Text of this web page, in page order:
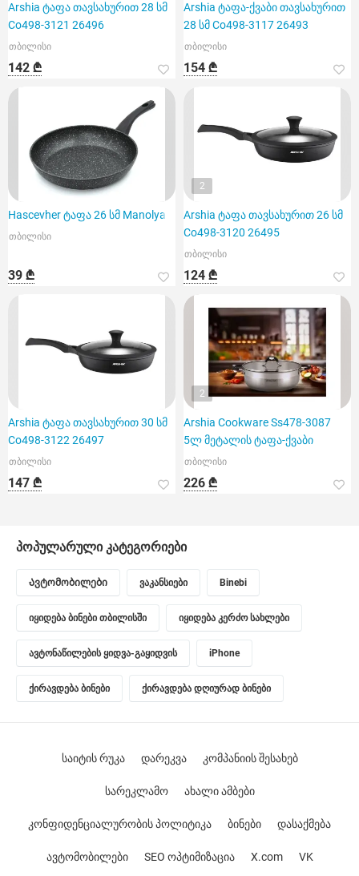
Arshia ტაფა თავსახურით 28 სმ
Co498-3121 26496
თბილისი
142 ₾
Arshia ტაფა-ქვაბი თავსახურით
28 სმ Co498-3117 26493
თბილისი
154 ₾
Hascevher ტაფა 26 სმ Manolya
თბილისი
39 ₾
2
Arshia ტაფა თავსახურით 26 სმ
Co498-3120 26495
თბილისი
124 ₾
Arshia ტაფა თავსახურით 30 სმ
Co498-3122 26497
თბილისი
147 ₾
2
Arshia Cookware Ss478-3087
5ლ მეტალის ტაფა-ქვაბი
თბილისი
226 ₾
პოპულარული კატეგორიები
Ავტომობილები ვაკანსიები Binebi
იყიდება ბინები თბილისში იყიდება კერძო სახლები
ავტონაწილების ყიდვა-გაყიდვის iPhone
ქირავდება ბინები ქირავდება დღიურად ბინები
საიტის რუკა დარეკვა კომპანიის შესახებ
სარეკლამო ახალი ამბები
კონფიდენციალურობის პოლიტიკა ბინები დასაქმება
ავტომობილები SEO ოპტიმიზაცია X.com VK